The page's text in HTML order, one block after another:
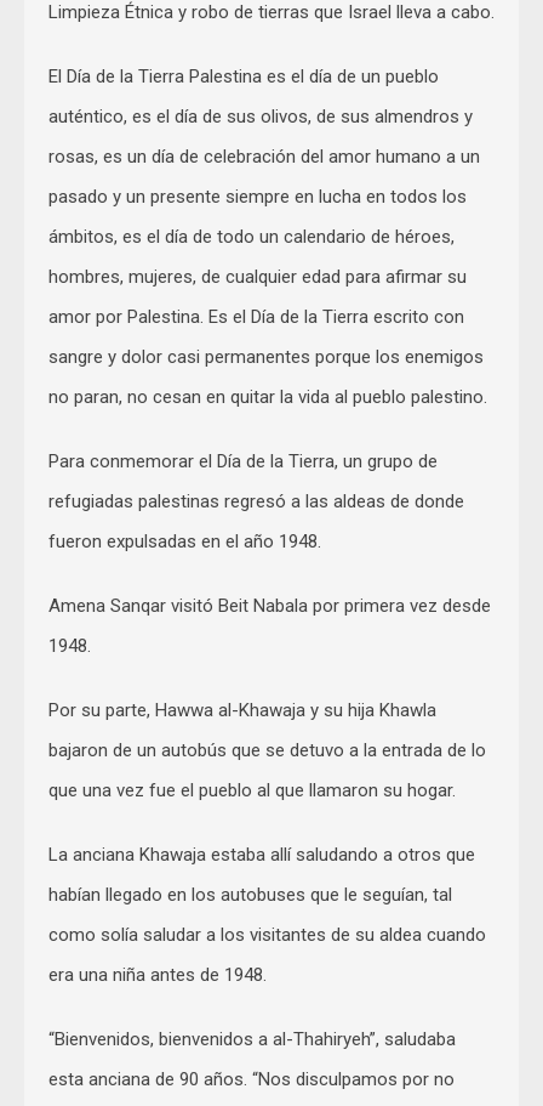
Limpieza Étnica y robo de tierras que Israel lleva a cabo.
El Día de la Tierra Palestina es el día de un pueblo
auténtico, es el día de sus olivos, de sus almendros y
rosas, es un día de celebración del amor humano a un
pasado y un presente siempre en lucha en todos los
ámbitos, es el día de todo un calendario de héroes,
hombres, mujeres, de cualquier edad para afirmar su
amor por Palestina. Es el Día de la Tierra escrito con
sangre y dolor casi permanentes porque los enemigos
no paran, no cesan en quitar la vida al pueblo palestino.
Para conmemorar el Día de la Tierra, un grupo de
refugiadas palestinas regresó a las aldeas de donde
fueron expulsadas en el año 1948.
Amena Sanqar visitó Beit Nabala por primera vez desde
1948.
Por su parte, Hawwa al-Khawaja y su hija Khawla
bajaron de un autobús que se detuvo a la entrada de lo
que una vez fue el pueblo al que llamaron su hogar.
La anciana Khawaja estaba allí saludando a otros que
habían llegado en los autobuses que le seguían, tal
como solía saludar a los visitantes de su aldea cuando
era una niña antes de 1948.
“Bienvenidos, bienvenidos a al-Thahiryeh”, saludaba
esta anciana de 90 años. “Nos disculpamos por no